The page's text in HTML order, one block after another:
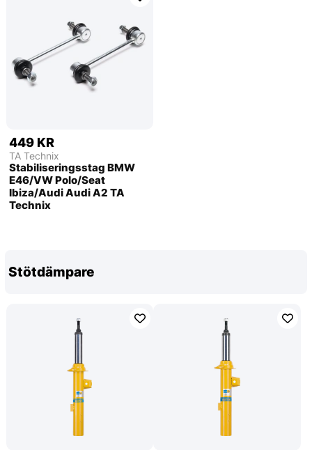
449 KR
TA Technix
Stabiliseringsstag BMW
E46/VW Polo/Seat
Ibiza/Audi Audi A2 TA
Technix
Stötdämpare